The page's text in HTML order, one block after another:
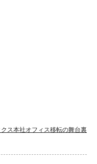
ス本社オフィス移転の舞台裏